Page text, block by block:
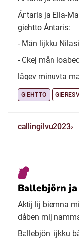
Ántaris ja Ella-
giehtto Ántaris:
- Mån lijkku
- Okej mån
lågev minuvta
GIEHTTO
callingilvu2023
Ballebjörn
Aktij lij biernna
dåben mij
Ballebjön lijkku